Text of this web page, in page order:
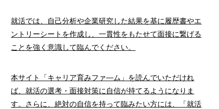
就活では、自己分析や企業研究した結果を基に履歴書やエ
ントリーシートを作成し、一貫性をもたせて面接に繋げる
ことを強く意識して臨んでください。
本サイト「キャリア育みファ―ム」を読んでいただけれ
ば、就活の選考・面接対策に自信が持てるようになりま
す。さらに、絶対の自信を持って臨みたい方には、「就活